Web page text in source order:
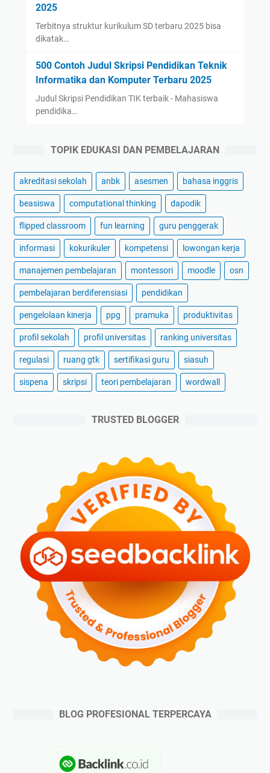
2025
Terbitnya struktur kurikulum SD terbaru 2025 bisa
dikatak…
500 Contoh Judul Skripsi Pendidikan Teknik
Informatika dan Komputer Terbaru 2025
Judul Skripsi Pendidikan TIK terbaik - Mahasiswa
pendidika…
TOPIK EDUKASI DAN PEMBELAJARAN
akreditasi sekolah anbk asesmen bahasa inggris
beasiswa computational thinking dapodik
flipped classroom fun learning guru penggerak
informasi kokurikuler kompetensi lowongan kerja
manajemen pembelajaran montessori moodle osn
pembelajaran berdiferensiasi pendidikan
pengelolaan kinerja ppg pramuka produktivitas
profil sekolah profil universitas ranking universitas
regulasi ruang gtk sertifikasi guru siasuh
sispena skripsi teori pembelajaran wordwall
TRUSTED BLOGGER
BLOG PROFESIONAL TERPERCAYA